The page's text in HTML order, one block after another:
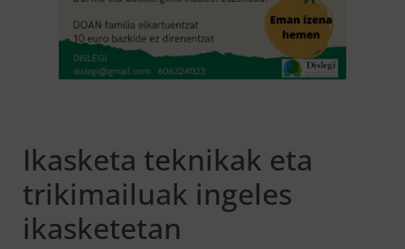
Ikasketa teknikak eta
trikimailuak ingeles
ikasketetan